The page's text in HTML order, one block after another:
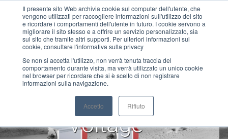
Il presente sito Web archivia cookie sul computer dell'utente, che
vengono utilizzati per raccogliere informazioni sull'utilizzo del sito
e ricordare i comportamenti dell'utente in futuro. I cookie servono a
migliorare il sito stesso e a offrire un servizio personalizzato, sia
sul sito che tramite altri supporti. Per ulteriori informazioni sui
cookie, consultare l'informativa sulla privacy
Se non si accetta l'utilizzo, non verrà tenuta traccia del
comportamento durante visita, ma verrà utilizzato un unico cookie
nel browser per ricordare che si è scelto di non registrare
informazioni sulla navigazione.
Accetto Rifiuto
MENU
NXH Precision
Helical Gearboxes